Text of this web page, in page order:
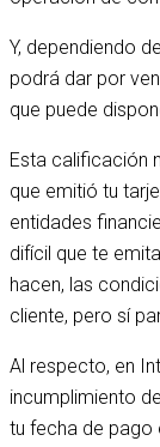
Y, dependiendo
podrá dar por
que puede
Esta calificación
que emitió tu
entidades
difícil que te
hacen, las
cliente, pero sí
Al respecto, en
incumplimiento
tu fecha de pago